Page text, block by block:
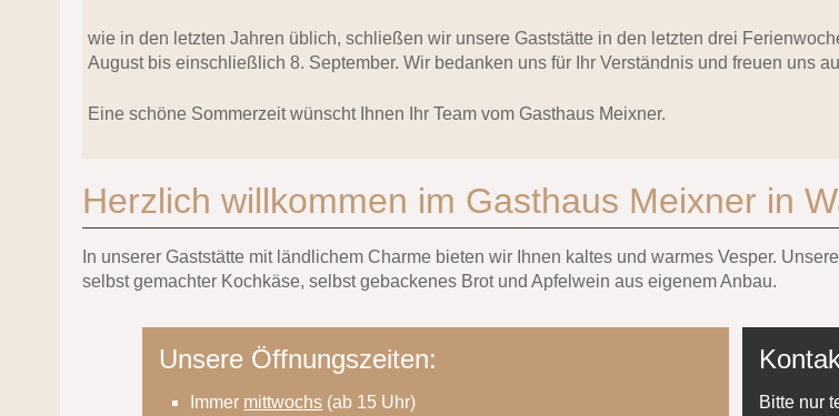
wie in den letzten Jahren üblich, schließen wir unsere Gaststätte in den letzten drei
August bis einschließlich 8. September. Wir bedanken uns für Ihr Verständnis und freuen uns
Eine schöne Sommerzeit wünscht Ihnen Ihr Team vom Gasthaus Meixner.
Herzlich willkommen im Gasthaus Meixner in
In unserer Gaststätte mit ländlichem Charme bieten wir Ihnen kaltes und warmes Vesper.
selbst gemachter Kochkäse, selbst gebackenes Brot und Apfelwein aus eigenem Anbau.
Unsere Öffnungszeiten:
Immer mittwochs (ab 15 Uhr)
Bitte nur